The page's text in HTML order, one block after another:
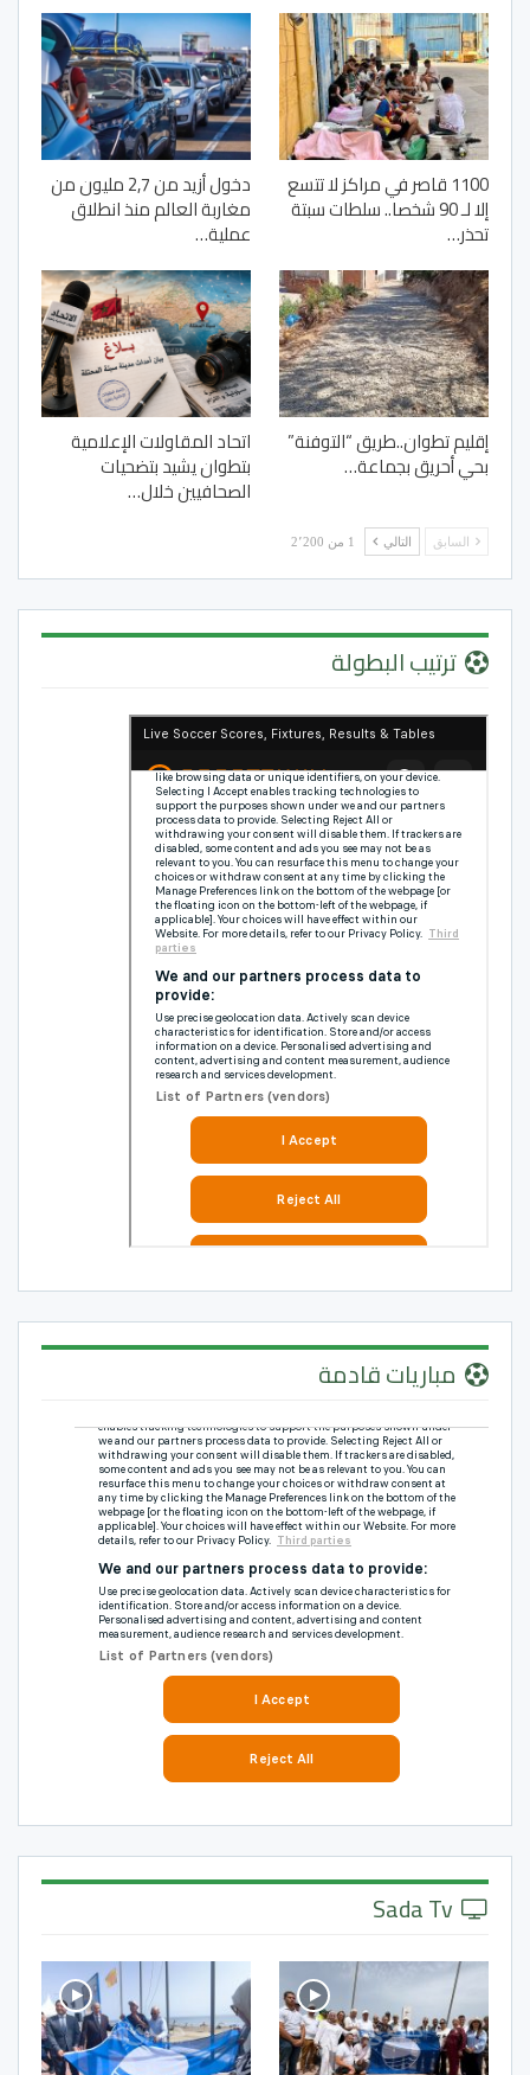
1100 قاصر في مراكز لا تتسع
إلا لـ 90 شخصا.. سلطات سبتة
تحذر…
دخول أزيد من 2,7 مليون من
مغاربة العالم منذ انطلاق
عملية…
إقليم تطوان..طريق “التوفنة”
بحي أحريق بجماعة…
اتحاد المقاولات الإعلامية
بتطوان يشيد بتضحيات
الصحافيين خلال…
السابق التالي 1 من 2٬200
ترتيب البطولة
مباريات قادمة